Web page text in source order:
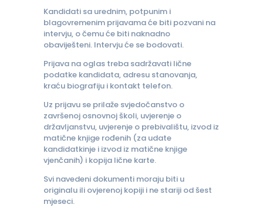
Kandidati sa urednim, potpunim i
blagovremenim prijavama će biti pozvani na
intervju, o čemu će biti naknadno
obaviješteni. Intervju će se bodovati.
Prijava na oglas treba sadržavati lične
podatke kandidata, adresu stanovanja,
kraću biografiju i kontakt telefon.
Uz prijavu se prilaže svjedočanstvo o
završenoj osnovnoj školi, uvjerenje o
državljanstvu, uvjerenje o prebivalištu, izvod iz
matične knjige rođenih (za udate
kandidatkinje i izvod iz matične knjige
vjenčanih) i kopija lične karte.
Svi navedeni dokumenti moraju biti u
originalu ili ovjerenoj kopiji i ne stariji od šest
mjeseci.